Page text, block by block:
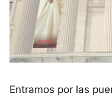
Entramos por las